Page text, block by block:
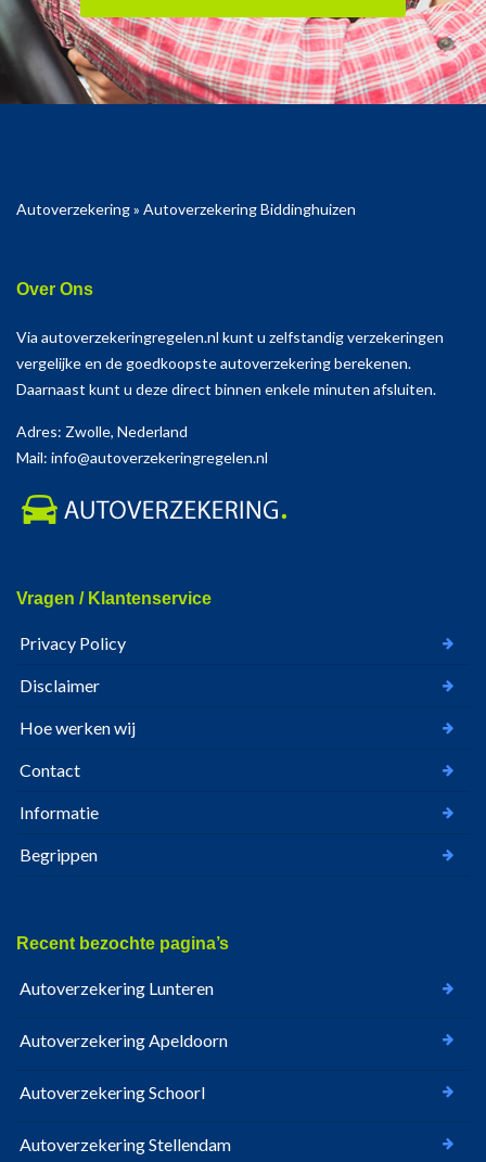
Autoverzekering» Autoverzekering Biddinghuizen
Over Ons
Via autoverzekeringregelen.nl kunt u zelfstandig verzekeringen
vergelijke en de goedkoopste autoverzekering berekenen.
Daarnaast kunt u deze direct binnen enkele minuten afsluiten.
Adres: Zwolle, Nederland
Mail: info@autoverzekeringregelen.nl
Vragen / Klantenservice
Privacy Policy
Disclaimer
Hoe werken wij
Contact
Informatie
Begrippen
Recent bezochte pagina’s
Autoverzekering Lunteren
Autoverzekering Apeldoorn
Autoverzekering Schoorl
Autoverzekering Stellendam